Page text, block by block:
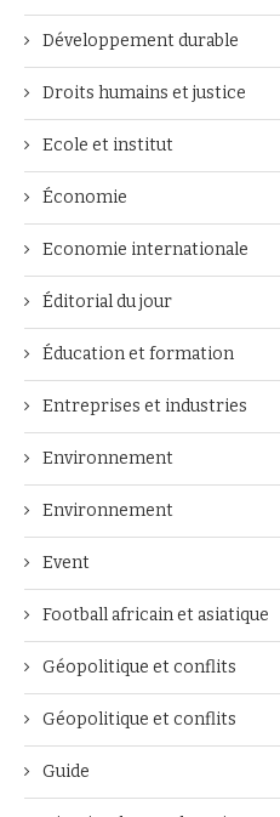
Développement durable
Droits humains et justice
Ecole et institut
Économie
Economie internationale
Éditorial du jour
Éducation et formation
Entreprises et industries
Environnement
Environnement
Event
Football africain et asiatique
Géopolitique et conflits
Géopolitique et conflits
Guide